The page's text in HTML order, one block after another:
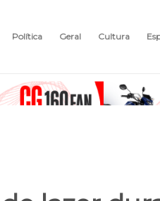
Política Geral Cultura